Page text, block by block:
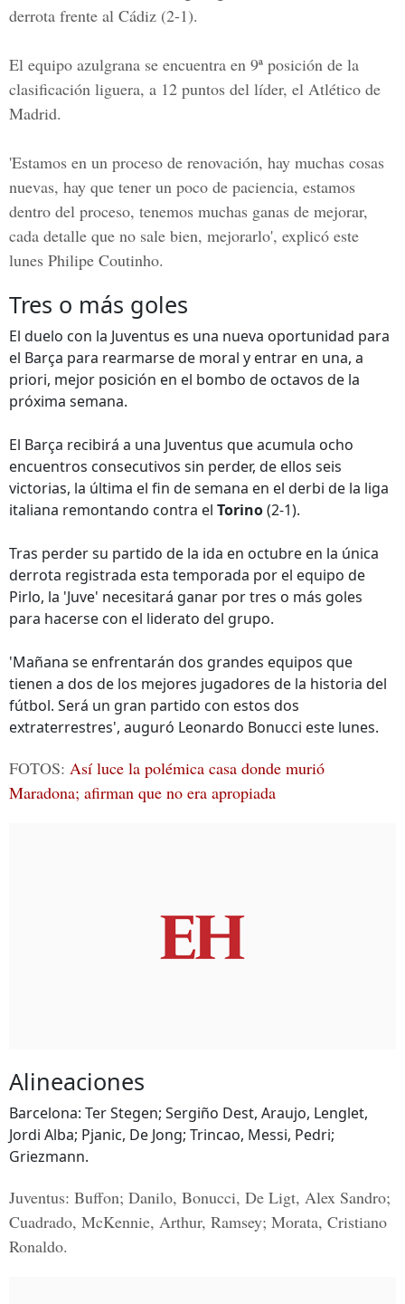
derrota frente al Cádiz (2-1).
El equipo azulgrana se encuentra en 9ª posición de la
clasificación liguera, a 12 puntos del líder, el Atlético de
Madrid.
'Estamos en un proceso de renovación, hay muchas cosas
nuevas, hay que tener un poco de paciencia, estamos
dentro del proceso, tenemos muchas ganas de mejorar,
cada detalle que no sale bien, mejorarlo', explicó este
lunes Philipe Coutinho.
Tres o más goles
El duelo con la Juventus es una nueva oportunidad para
el Barça para rearmarse de moral y entrar en una, a
priori, mejor posición en el bombo de octavos de la
próxima semana.
El Barça recibirá a una Juventus que acumula ocho
encuentros consecutivos sin perder, de ellos seis
victorias, la última el fin de semana en el derbi de la liga
italiana remontando contra el Torino(2-1).
Tras perder su partido de la ida en octubre en la única
derrota registrada esta temporada por el equipo de
Pirlo, la 'Juve' necesitará ganar por tres o más goles
para hacerse con el liderato del grupo.
'Mañana se enfrentarán dos grandes equipos que
tienen a dos de los mejores jugadores de la historia del
fútbol. Será un gran partido con estos dos
extraterrestres', auguró Leonardo Bonucci este lunes.
FOTOS: Así luce la polémica casa donde murió
Maradona; afirman que no era apropiada
Alineaciones
Barcelona: Ter Stegen; Sergiño Dest, Araujo, Lenglet,
Jordi Alba; Pjanic, De Jong; Trincao, Messi, Pedri;
Griezmann.
Juventus: Buffon; Danilo, Bonucci, De Ligt, Alex Sandro;
Cuadrado, McKennie, Arthur, Ramsey; Morata, Cristiano
Ronaldo.